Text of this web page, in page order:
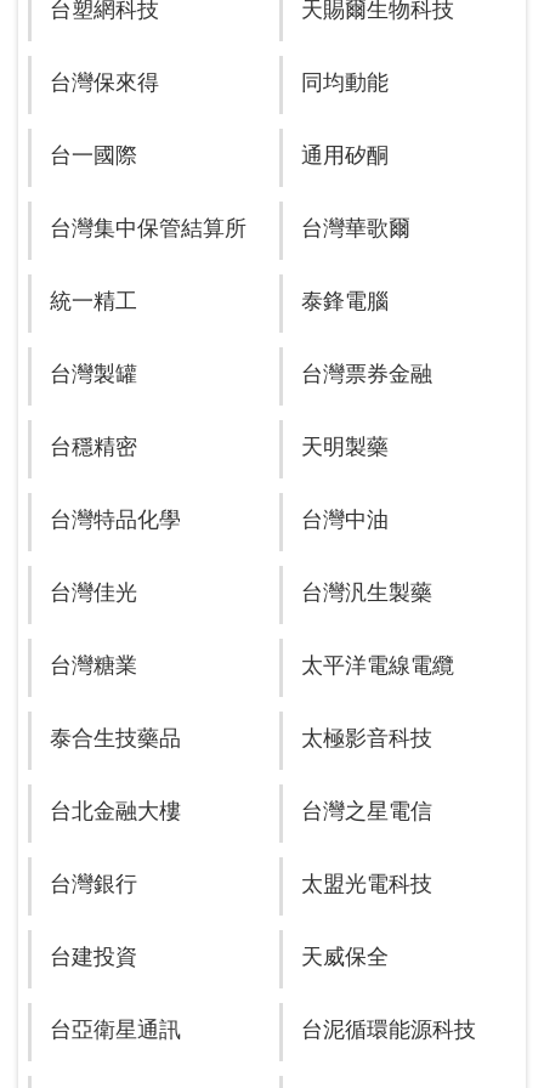
台塑網科技 天賜爾生物科技
台灣保來得 同均動能
台一國際 通用矽酮
台灣集中保管結算所 台灣華歌爾
統一精工 泰鋒電腦
台灣製罐 台灣票券金融
台穩精密 天明製藥
台灣特品化學 台灣中油
台灣佳光 台灣汎生製藥
台灣糖業 太平洋電線電纜
泰合生技藥品 太極影音科技
台北金融大樓 台灣之星電信
台灣銀行 太盟光電科技
台建投資 天威保全
台亞衛星通訊 台泥循環能源科技